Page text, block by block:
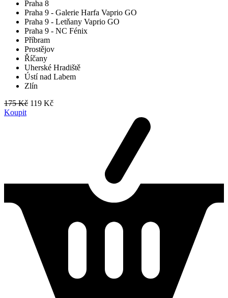
Praha 8
Praha 9 - Galerie Harfa Vaprio GO
Praha 9 - Letňany Vaprio GO
Praha 9 - NC Fénix
Příbram
Prostějov
Říčany
Uherské Hradiště
Ústí nad Labem
Zlín
175 Kč 119 Kč
Koupit